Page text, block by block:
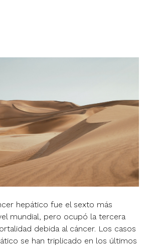
hepático fue el sexto más
mundial, pero ocupó la tercera
debida al cáncer. Los casos
se han triplicado en los últimos